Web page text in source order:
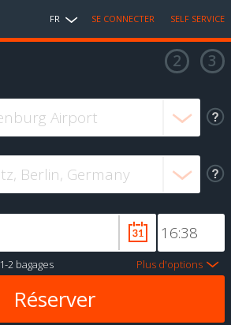
FR SE CONNECTER SELF SERVICE
1-2 bagages Plus d'options